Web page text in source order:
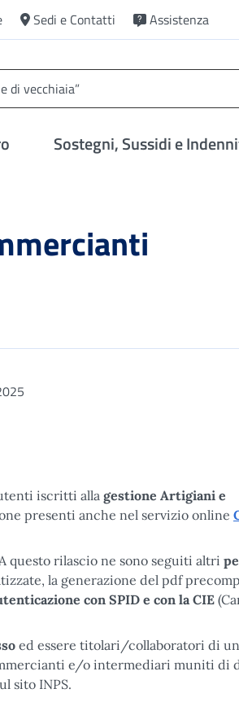
Sedi e Contatti
Assistenza
Sostegni, Sussidi e
iscritti alla gestione Artigiani e
presenti anche nel servizio online
questo rilascio ne sono seguiti altri
la generazione del pdf
con SPID e con la CIE
ed essere titolari/collaboratori di
e/o intermediari muniti di
sito INPS.